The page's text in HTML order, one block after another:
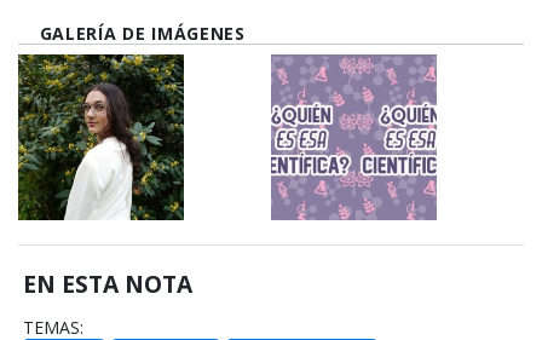
GALERÍA DE IMÁGENES
EN ESTA NOTA
TEMAS: